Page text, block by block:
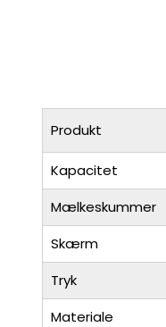
Produkt
Kapacitet
Mælkeskummer
Skærm
Tryk
Materiale